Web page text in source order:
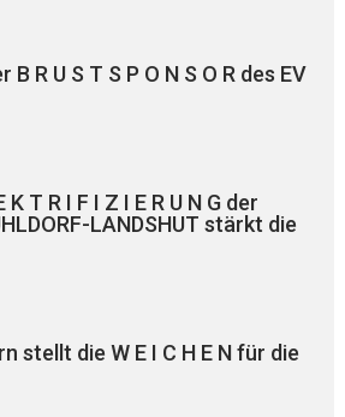
R U S T S P O N S O R des EV
T R I F I Z I E R U N G der
LANDSHUT stärkt die
stellt die W E I C H E N für die